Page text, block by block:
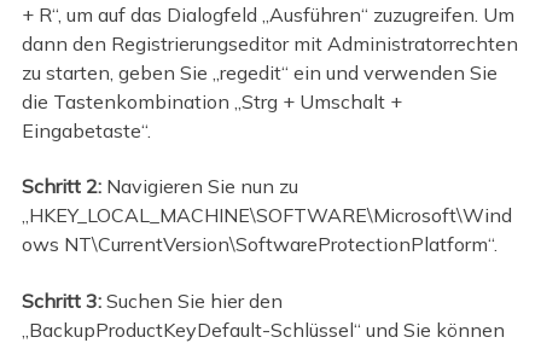
+ R“, um auf das Dialogfeld „Ausführen“ zuzugreifen. Um
dann den Registrierungseditor mit Administratorrechten
zu starten, geben Sie „regedit“ ein und verwenden Sie
die Tastenkombination „Strg + Umschalt +
Eingabetaste“.
Schritt 2:Navigieren Sie nun zu
„HKEY_LOCAL_MACHINE\SOFTWARE\Microsoft\Wind
ows NT\CurrentVersion\SoftwareProtectionPlatform“.
Schritt 3:Suchen Sie hier den
„BackupProductKeyDefault-Schlüssel“ und Sie können